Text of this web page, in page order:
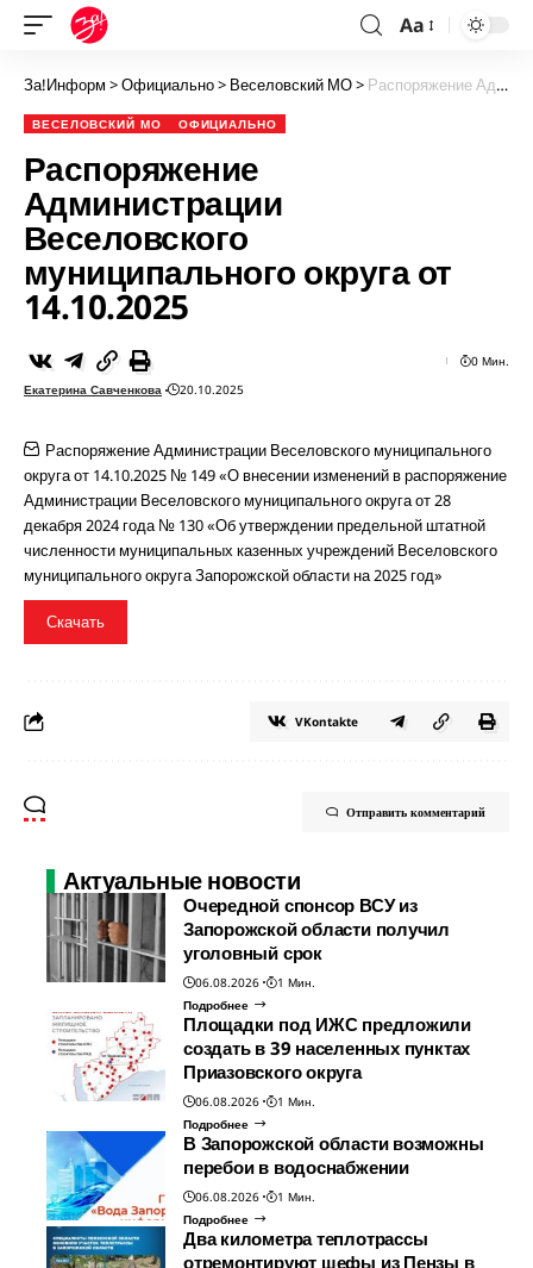
Aa
За!Информ >Официально> Веселовский МО> Распоряжение Администрации Веселовского муниципального округа от 14.10.2025
ВЕСЕЛОВСКИЙ МО ОФИЦИАЛЬНО
Распоряжение
Администрации
Веселовского
муниципального округа от
14.10.2025
Екатерина Савченкова 20.10.2025
0 Мин.
Распоряжение Администрации Веселовского муниципального
округа от 14.10.2025 № 149 «О внесении изменений в распоряжение
Администрации Веселовского муниципального округа от 28
декабря 2024 года № 130 «Об утверждении предельной штатной
численности муниципальных казенных учреждений Веселовского
муниципального округа Запорожской области на 2025 год»
Скачать
VKontakte
Отправить комментарий
Актуальные новости
Очередной спонсор ВСУ из
Запорожской области получил
уголовный срок
06.08.2026
1 Мин.
Подробнее
Площадки под ИЖС предложили
создать в 39 населенных пунктах
Приазовского округа
06.08.2026
1 Мин.
Подробнее
В Запорожской области возможны
перебои в водоснабжении
06.08.2026
1 Мин.
Подробнее
Два километра теплотрассы
отремонтируют шефы из Пензы в